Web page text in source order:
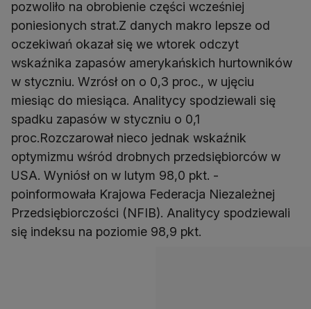
pozwoliło na obrobienie części wcześniej
poniesionych strat.Z danych makro lepsze od
oczekiwań okazał się we wtorek odczyt
wskaźnika zapasów amerykańskich hurtowników
w styczniu. Wzrósł on o 0,3 proc., w ujęciu
miesiąc do miesiąca. Analitycy spodziewali się
spadku zapasów w styczniu o 0,1
proc.Rozczarował nieco jednak wskaźnik
optymizmu wśród drobnych przedsiębiorców w
USA. Wyniósł on w lutym 98,0 pkt. -
poinformowała Krajowa Federacja Niezależnej
Przedsiębiorczości (NFIB). Analitycy spodziewali
się indeksu na poziomie 98,9 pkt.